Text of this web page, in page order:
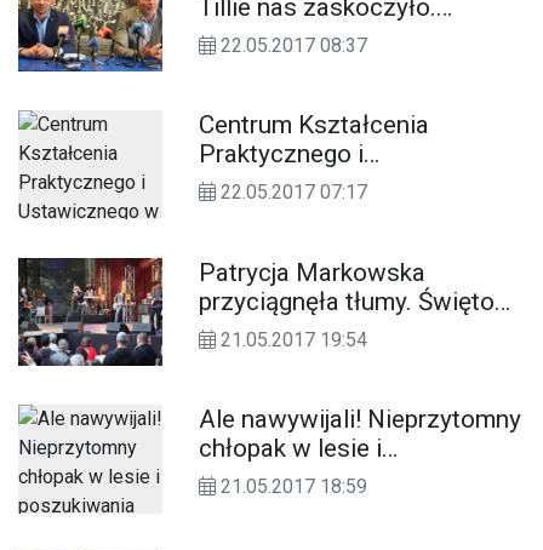
Tillie nas zaskoczyło.
Rozmowa z Sebastianem
22.05.2017 08:37
Centrum Kształcenia
Praktycznego i
Ustawicznego w
22.05.2017 07:17
Patrycja Markowska
przyciągnęła tłumy. Święto
województwa w
21.05.2017 19:54
Ale nawywijali! Nieprzytomny
chłopak w lesie i
poszukiwania jego kolegi,
21.05.2017 18:59